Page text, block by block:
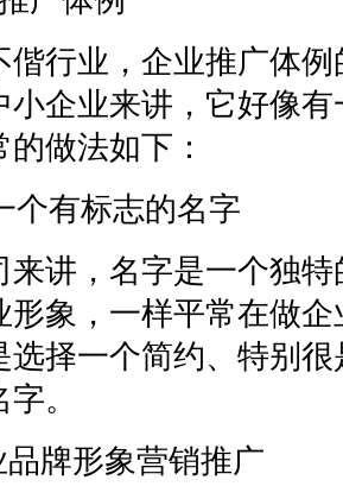
业，企业推广体例
小企业来讲，它好像
做法如下：
有标志的名字
，名字是一个独特
形象，一样平常在做
选择一个简约、特别
。
牌形象营销推广